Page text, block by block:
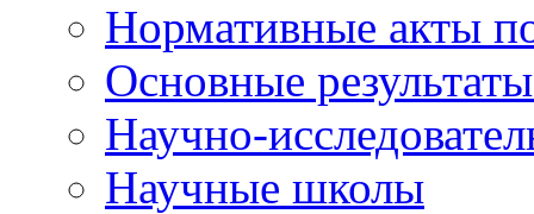
Нормативные акты
Основные
Научно-
Научные школы